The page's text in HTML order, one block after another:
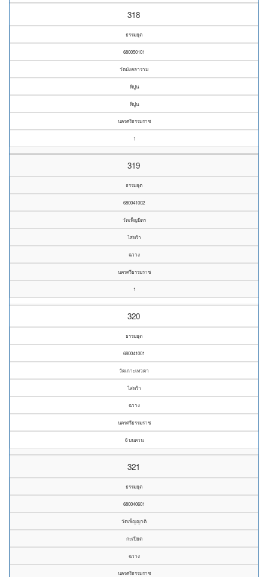
318
ธรรมยุต
680050101
วัดมังคลาราม
พิปูน
พิปูน
นครศรีธรรมราช
1
319
ธรรมยุต
680041002
วัดเพ็ญมิตร
ไสหร้า
ฉวาง
นครศรีธรรมราช
1
320
ธรรมยุต
680041001
วัดเกาะเทวดา
ไสหร้า
ฉวาง
นครศรีธรรมราช
6 บนควน
321
ธรรมยุต
680040601
วัดเพ็ญญาติ
กะเปียด
ฉวาง
นครศรีธรรมราช